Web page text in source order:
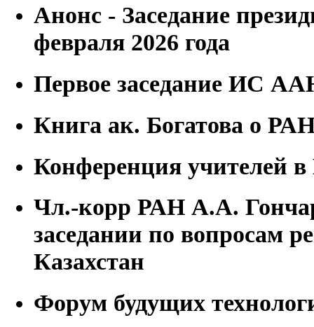
Анонс - Заседание
февраля 2026 года
Первое заседание ИС
Книга ак. Богатова о
Конференция учителей
Чл.-корр РАН А.А.
заседании по вопросам
Казахстан
Форум будущих